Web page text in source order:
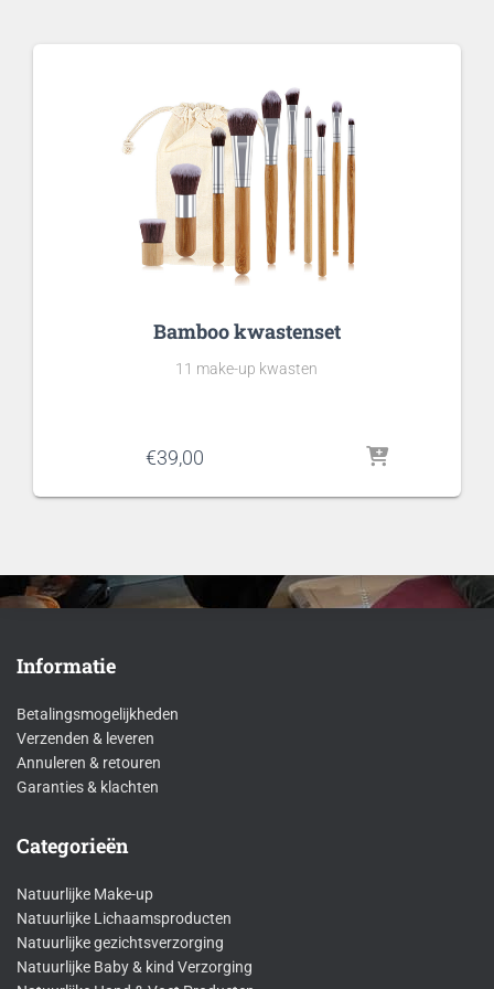
Bamboo kwastenset
11 make-up kwasten
€39,00
Informatie
Betalingsmogelijkheden
Verzenden & leveren
Annuleren & retouren
Garanties & klachten
Categorieën
Natuurlijke Make-up
Natuurlijke Lichaamsproducten
Natuurlijke gezichtsverzorging
Natuurlijke Baby & kind Verzorging